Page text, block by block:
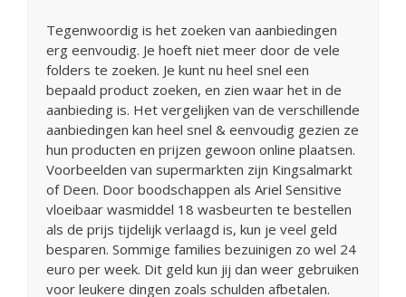
Tegenwoordig is het zoeken van aanbiedingen
erg eenvoudig. Je hoeft niet meer door de vele
folders te zoeken. Je kunt nu heel snel een
bepaald product zoeken, en zien waar het in de
aanbieding is. Het vergelijken van de verschillende
aanbiedingen kan heel snel & eenvoudig gezien ze
hun producten en prijzen gewoon online plaatsen.
Voorbeelden van supermarkten zijn Kingsalmarkt
of Deen. Door boodschappen als Ariel Sensitive
vloeibaar wasmiddel 18 wasbeurten te bestellen
als de prijs tijdelijk verlaagd is, kun je veel geld
besparen. Sommige families bezuinigen zo wel 24
euro per week. Dit geld kun jij dan weer gebruiken
voor leukere dingen zoals schulden afbetalen.